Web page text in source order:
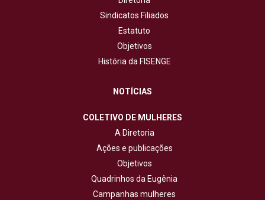
Sindicatos Filiados
Estatuto
Objetivos
História da FISENGE
NOTÍCIAS
COLETIVO DE MULHERES
A Diretoria
Ações e publicações
Objetivos
Quadrinhos da Eugênia
Campanhas mulheres